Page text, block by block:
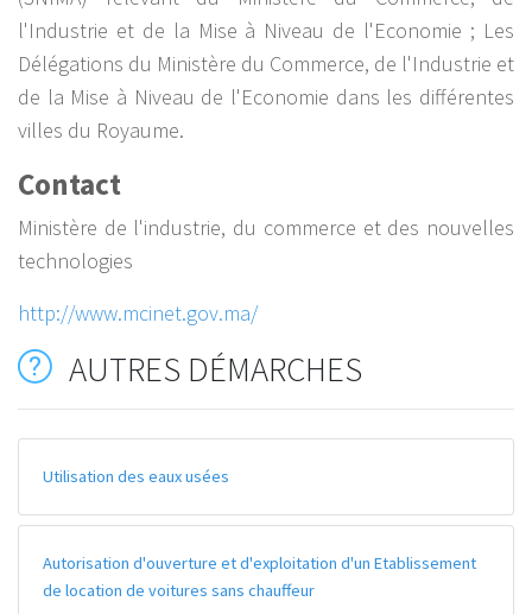
l'Industrie et de la Mise à Niveau de l'Economie ; Les
Délégations du Ministère du Commerce, de l'Industrie et
de la Mise à Niveau de l'Economie dans les différentes
villes du Royaume.
Contact
Ministère de l'industrie, du commerce et des nouvelles
technologies
http://www.mcinet.gov.ma/
AUTRES DÉMARCHES
Utilisation des eaux usées
Autorisation d'ouverture et d'exploitation d'un Etablissement
de location de voitures sans chauffeur